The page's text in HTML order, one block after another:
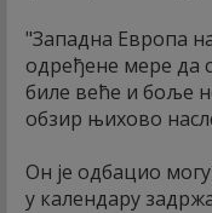
"Западна Европа
одређене мере да
биле веће и боље
обзир њихово
Он је одбацио
у календару